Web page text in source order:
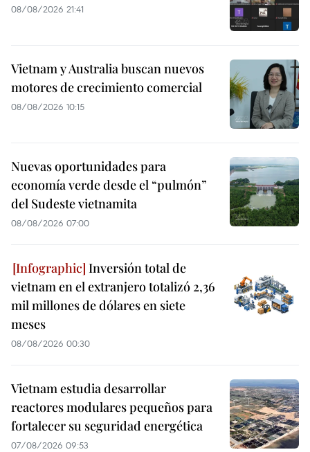
08/08/2026 21:41
Vietnam y Australia buscan nuevos
motores de crecimiento comercial
08/08/2026 10:15
Nuevas oportunidades para
economía verde desde el “pulmón”
del Sudeste vietnamita
08/08/2026 07:00
Inversión total de
vietnam en el extranjero totalizó 2,36
mil millones de dólares en siete
meses
08/08/2026 00:30
Vietnam estudia desarrollar
reactores modulares pequeños para
fortalecer su seguridad energética
07/08/2026 09:53